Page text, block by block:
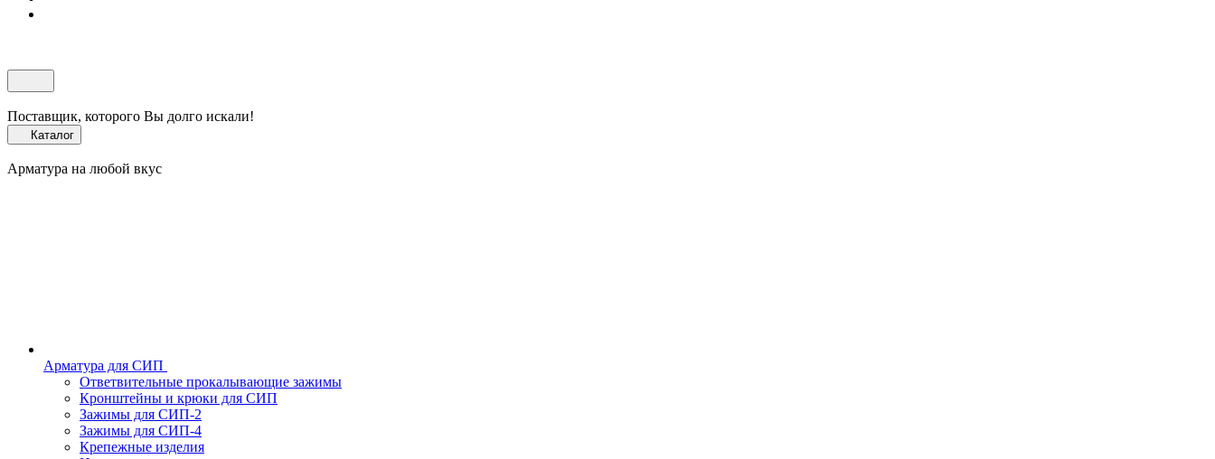
Поставщик, которого Вы долго искали!
Каталог
Арматура на любой вкус
Арматура для СИП
Ответвительные прокалывающие зажимы
Кронштейны и крюки для СИП
Зажимы для СИП-2
Зажимы для СИП-4
Крепежные изделия